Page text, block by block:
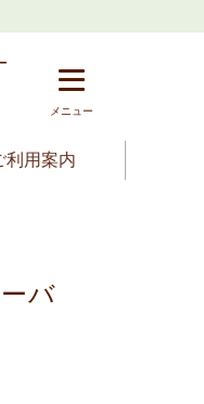
メニュー
利用案内
バ